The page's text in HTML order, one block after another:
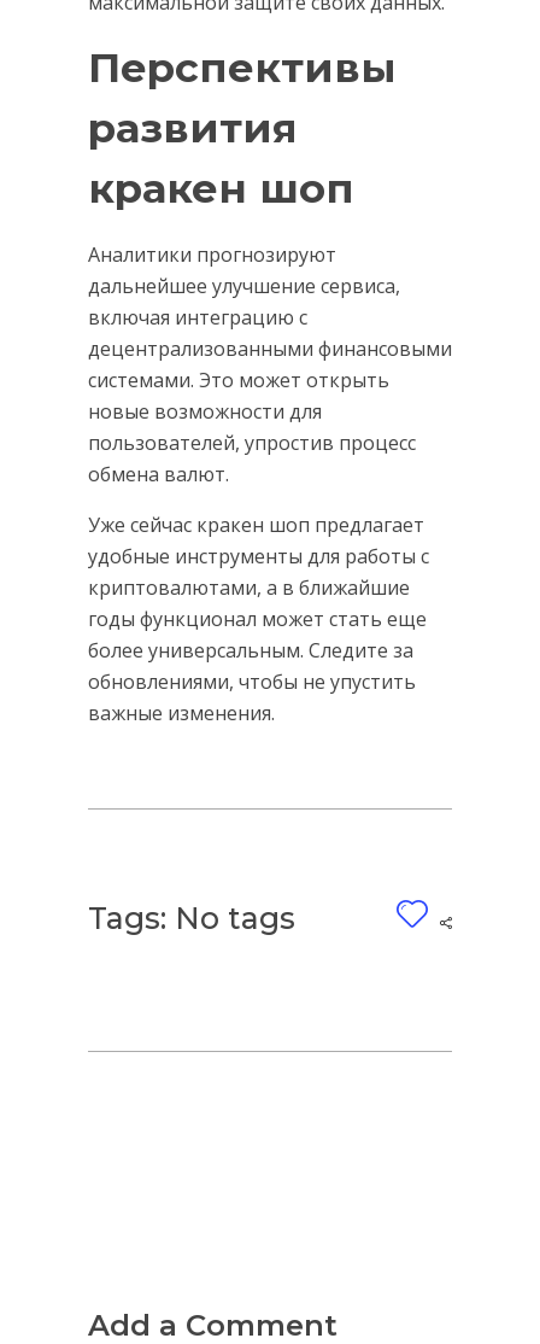
Перспективы
развития
кракен шоп
Аналитики прогнозируют
дальнейшее улучшение сервиса,
включая интеграцию с
децентрализованными финансовыми
системами. Это может открыть
новые возможности для
пользователей, упростив процесс
обмена валют.
Уже сейчас кракен шоп предлагает
удобные инструменты для работы с
криптовалютами, а в ближайшие
годы функционал может стать еще
более универсальным. Следите за
обновлениями, чтобы не упустить
важные изменения.
Tags: No tags
Add a Comment